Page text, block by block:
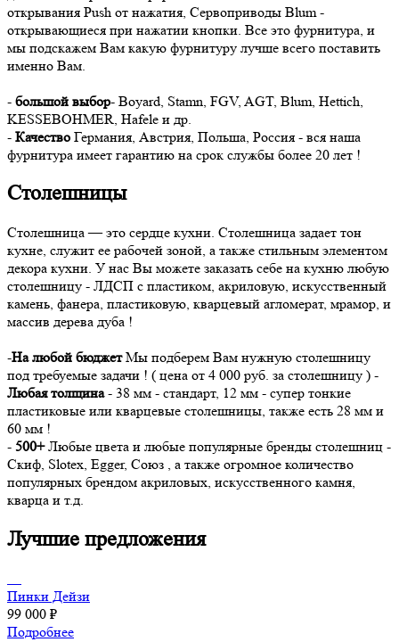
открывания Push от нажатия, Сервоприводы Blum -
открывающиеся при нажатии кнопки. Все это фурнитура, и
мы подскажем Вам какую фурнитуру лучше всего поставить
именно Вам.
- большой выбор- Boyard, Stamn, FGV, AGT, Blum, Hettich,
KESSEBOHMER, Hafele и др.
- Качество Германия, Австрия, Польша, Россия - вся наша
фурнитура имеет гарантию на срок службы более 20 лет !
Столешницы
Столешница — это сердце кухни. Столешница задает тон
кухне, служит ее рабочей зоной, а также стильным элементом
декора кухни. У нас Вы можете заказать себе на кухню любую
столешницу - ЛДСП с пластиком, акриловую, искусственный
камень, фанера, пластиковую, кварцевый агломерат, мрамор, и
массив дерева дуба !
-На любой бюджетМы подберем Вам нужную столешницу
под требуемые задачи ! ( цена от 4 000 руб. за столешницу ) -
Любая толщина- 38 мм - стандарт, 12 мм - супер тонкие
пластиковые или кварцевые столешницы, также есть 28 мм и
60 мм !
- 500+Любые цвета и любые популярные бренды столешниц -
Скиф, Slotex, Egger, Союз , а также огромное количество
популярных брендом акриловых, искусственного камня,
кварца и т.д.
Лучшие предложения
Пинки Дейзи
99 000 ₽
Подробнее